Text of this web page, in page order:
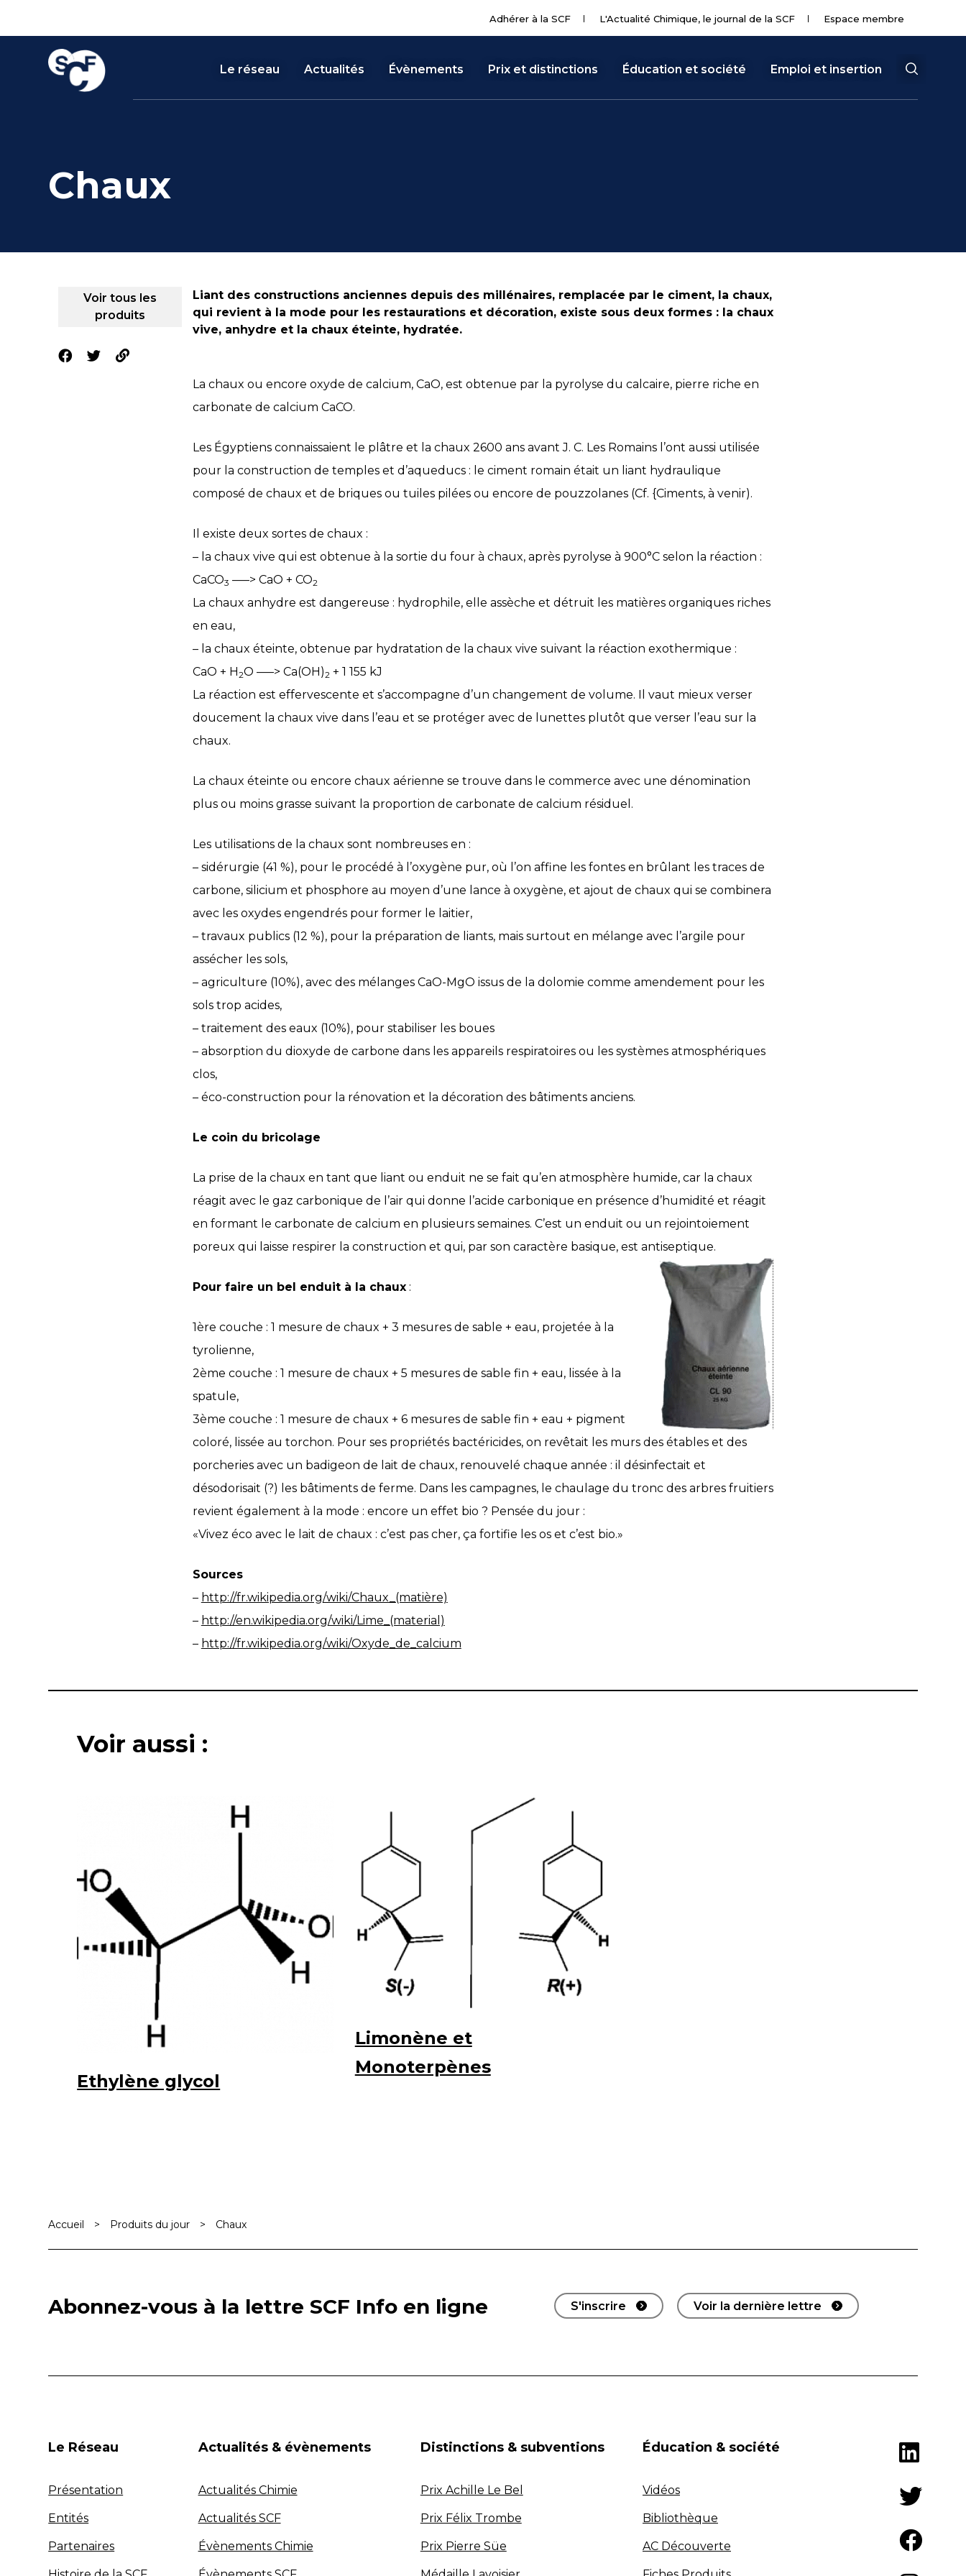
Adhérer à la SCF L'Actualité Chimique, le journal de la SCF Espace membre
Le réseau Actualités Évènements Prix et distinctions Éducation et société Emploi et insertion
Chaux
Voir tous les
produits
Liant des constructions anciennes depuis des millénaires, remplacée par le ciment, la chaux,
qui revient à la mode pour les restaurations et décoration, existe sous deux formes : la chaux
vive, anhydre et la chaux éteinte, hydratée.
La chaux ou encore oxyde de calcium, CaO, est obtenue par la pyrolyse du calcaire, pierre riche en
carbonate de calcium CaCO.
Les Égyptiens connaissaient le plâtre et la chaux 2600 ans avant J. C. Les Romains l’ont aussi utilisée
pour la construction de temples et d’aqueducs : le ciment romain était un liant hydraulique
composé de chaux et de briques ou tuiles pilées ou encore de pouzzolanes (Cf. {Ciments, à venir).
Il existe deux sortes de chaux :
– la chaux vive qui est obtenue à la sortie du four à chaux, après pyrolyse à 900°C selon la réaction :
CaCO3 –––> CaO + CO2
La chaux anhydre est dangereuse : hydrophile, elle assèche et détruit les matières organiques riches
en eau,
– la chaux éteinte, obtenue par hydratation de la chaux vive suivant la réaction exothermique :
CaO + H2O –––> Ca(OH)2 + 1 155 kJ
La réaction est effervescente et s’accompagne d’un changement de volume. Il vaut mieux verser
doucement la chaux vive dans l’eau et se protéger avec de lunettes plutôt que verser l’eau sur la
chaux.
La chaux éteinte ou encore chaux aérienne se trouve dans le commerce avec une dénomination
plus ou moins grasse suivant la proportion de carbonate de calcium résiduel.
Les utilisations de la chaux sont nombreuses en :
– sidérurgie (41 %), pour le procédé à l’oxygène pur, où l’on affine les fontes en brûlant les traces de
carbone, silicium et phosphore au moyen d’une lance à oxygène, et ajout de chaux qui se combinera
avec les oxydes engendrés pour former le laitier,
– travaux publics (12 %), pour la préparation de liants, mais surtout en mélange avec l’argile pour
assécher les sols,
– agriculture (10%), avec des mélanges CaO-MgO issus de la dolomie comme amendement pour les
sols trop acides,
– traitement des eaux (10%), pour stabiliser les boues
– absorption du dioxyde de carbone dans les appareils respiratoires ou les systèmes atmosphériques
clos,
– éco-construction pour la rénovation et la décoration des bâtiments anciens.
Le coin du bricolage
La prise de la chaux en tant que liant ou enduit ne se fait qu’en atmosphère humide, car la chaux
réagit avec le gaz carbonique de l’air qui donne l’acide carbonique en présence d’humidité et réagit
en formant le carbonate de calcium en plusieurs semaines. C’est un enduit ou un rejointoiement
poreux qui laisse respirer la construction et qui, par son caractère basique, est antiseptique.
Pour faire un bel enduit à la chaux:
1ère couche : 1 mesure de chaux + 3 mesures de sable + eau, projetée à la
tyrolienne,
2ème couche : 1 mesure de chaux + 5 mesures de sable fin + eau, lissée à la
spatule,
3ème couche : 1 mesure de chaux + 6 mesures de sable fin + eau + pigment
coloré, lissée au torchon. Pour ses propriétés bactéricides, on revêtait les murs des étables et des
porcheries avec un badigeon de lait de chaux, renouvelé chaque année : il désinfectait et
désodorisait (?) les bâtiments de ferme. Dans les campagnes, le chaulage du tronc des arbres fruitiers
revient également à la mode : encore un effet bio ? Pensée du jour :
«Vivez éco avec le lait de chaux : c’est pas cher, ça fortifie les os et c’est bio.»
Sources
– http://fr.wikipedia.org/wiki/Chaux_(matière)
– http://en.wikipedia.org/wiki/Lime_(material)
– http://fr.wikipedia.org/wiki/Oxyde_de_calcium
Voir aussi :
Ethylène glycol
Limonène et
Monoterpènes
Accueil > Produits du jour > Chaux
Abonnez-vous à la lettre SCF Info en ligne S'inscrire Voir la dernière lettre
Le Réseau
Présentation
Entités
Partenaires
Actualités & évènements
Actualités Chimie
Actualités SCF
Évènements Chimie
Distinctions & subventions
Prix Achille Le Bel
Prix Félix Trombe
Prix Pierre Süe
Éducation & société
Vidéos
Bibliothèque
AC Découverte